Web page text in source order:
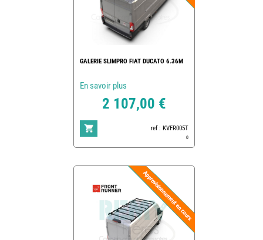
GALERIE SLIMPRO FIAT DUCATO 6.36M
En savoir plus
2 107,00 €
ref : KVFR005T
0